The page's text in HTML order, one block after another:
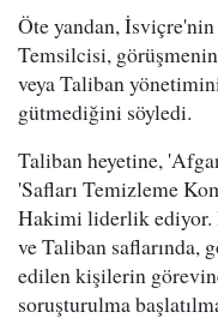
Öte yandan,
Temsilcisi,
veya Taliban
gütmediğini söyledi.
Taliban heyetine,
'Safları Temizleme
Hakimi liderlik ediyor.
ve Taliban saflarında,
edilen kişilerin
soruşturulma